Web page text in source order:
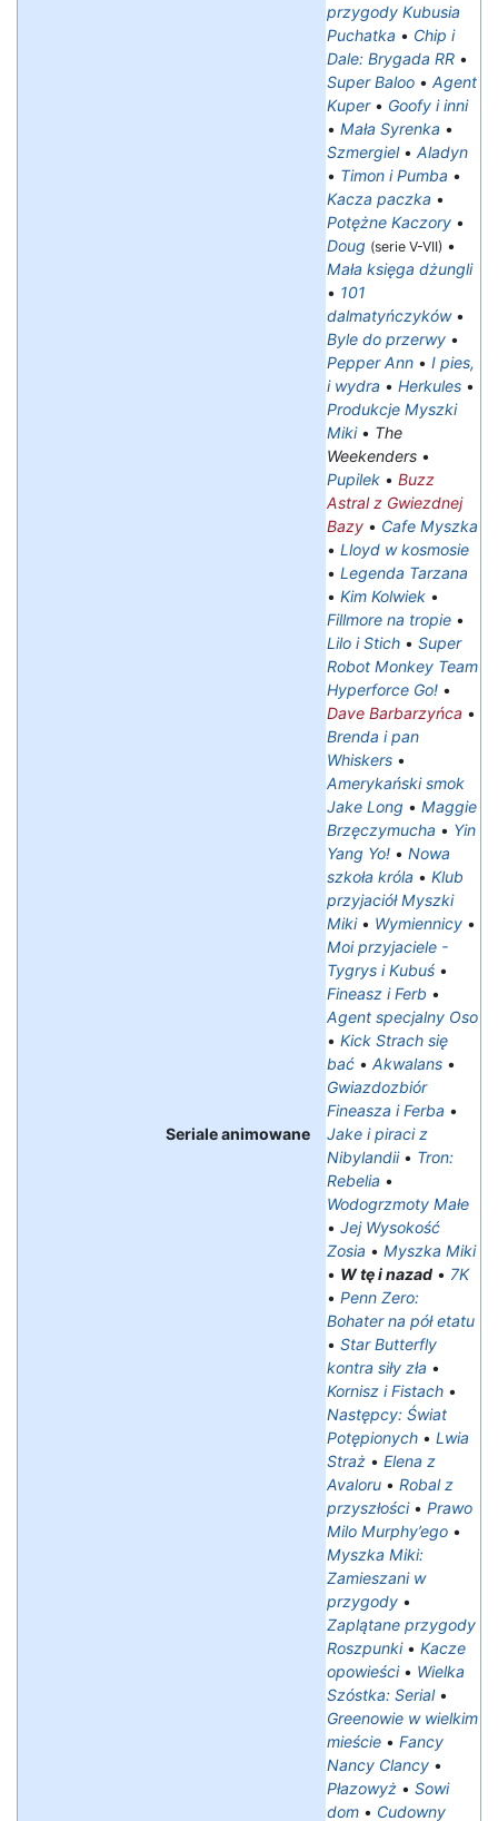
Seriale animowane
przygody Kubusia
Puchatka • Chip i
Dale: Brygada RR •
Super Baloo • Agent
Kuper• Goofy i inni
• Mała Syrenka •
Szmergiel• Aladyn
• Timon i Pumba •
Kacza paczka •
Potężne Kaczory •
Doug (serie V-VII) •
Mała księga dżungli
• 101
dalmatyńczyków•
Byle do przerwy •
Pepper Ann • I pies,
i wydra • Herkules •
Produkcje Myszki
Miki• The
Weekenders •
Pupilek • Buzz
Astral z Gwiezdnej
Bazy • Cafe Myszka
• Lloyd w kosmosie
• Legenda Tarzana
• Kim Kolwiek •
Fillmore na tropie •
Lilo i Stich • Super
Robot Monkey Team
Hyperforce Go! •
Dave Barbarzyńca •
Brenda i pan
Whiskers •
Amerykański smok
Jake Long • Maggie
Brzęczymucha • Yin
Yang Yo! • Nowa
szkoła króla • Klub
przyjaciół Myszki
Miki• Wymiennicy •
Moi przyjaciele -
Tygrys i Kubuś •
Fineasz i Ferb •
Agent specjalny Oso
• Kick Strach się
bać • Akwalans •
Gwiazdozbiór
Fineasza i Ferba •
Jake i piraci z
Nibylandii• Tron:
Rebelia •
Wodogrzmoty Małe
• Jej Wysokość
Zosia • Myszka Miki
• W tę i nazad • 7K
• Penn Zero:
Bohater na pół etatu
• Star Butterfly
kontra siły zła •
Kornisz i Fistach •
Następcy: Świat
Potępionych • Lwia
Straż • Elena z
Avaloru • Robal z
przyszłości• Prawo
Milo Murphy’ego •
Myszka Miki:
Zamieszani w
przygody •
Zaplątane przygody
Roszpunki• Kacze
opowieści• Wielka
Szóstka: Serial•
Greenowie w wielkim
mieście • Fancy
Nancy Clancy •
Płazowyż • Sowi
dom • Cudowny